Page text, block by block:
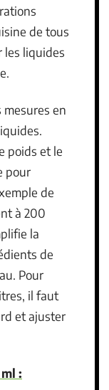
de tous
les liquides
mesures en
poids et le
pour
de
à 200
la
de
Pour
il faut
et ajuster
: